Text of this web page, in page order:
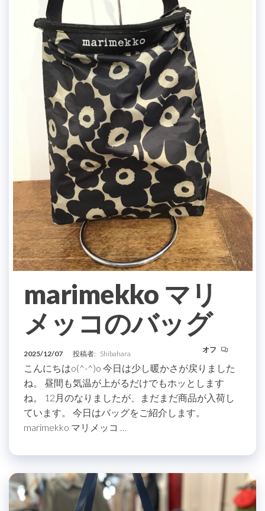
marimekko マリ
メッコのバッグ
2025/12/07 投稿者: Shibahara オフ
こんにちはo(^-^)o 今日は少し暖かさが戻りました
ね。 昼間も気温が上がるだけでもホッとします
ね。 12月のなりましたが、まだまだ商品が入荷し
ています。 今日はバッグをご紹介します。
marimekko マリメッコ …